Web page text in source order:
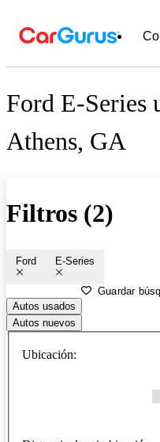
Ford E-Series
Athens, GA
Filtros (2)
Ford E-Series
Guardar
Autos usados
Autos nuevos
Ubicación: